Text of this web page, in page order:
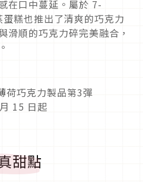
在口中蔓延。屬於 7-
糕也推出了清爽的巧克力
滑順的巧克力碎完美融合，
巧克力製品第3彈
15 日起
甜點